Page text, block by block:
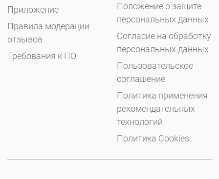
Приложение
Правила модерации
отзывов
Требования к ПО
Положение о защите
персональных данных
Согласие на обработку
персональных данных
Пользовательское
соглашение
Политика применения
рекомендательных
технологий
Политика Cookies